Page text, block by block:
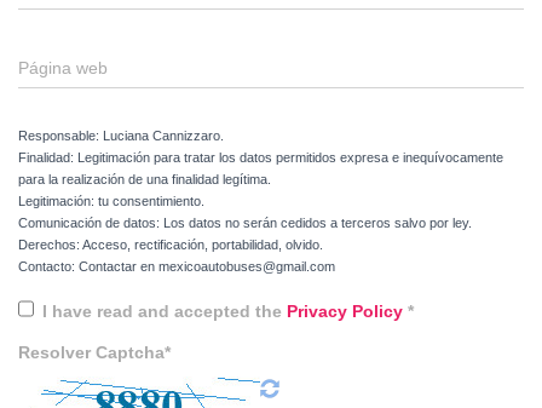
Página web
Responsable: Luciana Cannizzaro.
Finalidad: Legitimación para tratar los datos permitidos expresa e inequívocamente
para la realización de una finalidad legítima.
Legitimación: tu consentimiento.
Comunicación de datos: Los datos no serán cedidos a terceros salvo por ley.
Derechos: Acceso, rectificación, portabilidad, olvido.
Contacto: Contactar en mexicoautobuses@gmail.com
I have read and accepted the Privacy Policy *
Resolver Captcha*